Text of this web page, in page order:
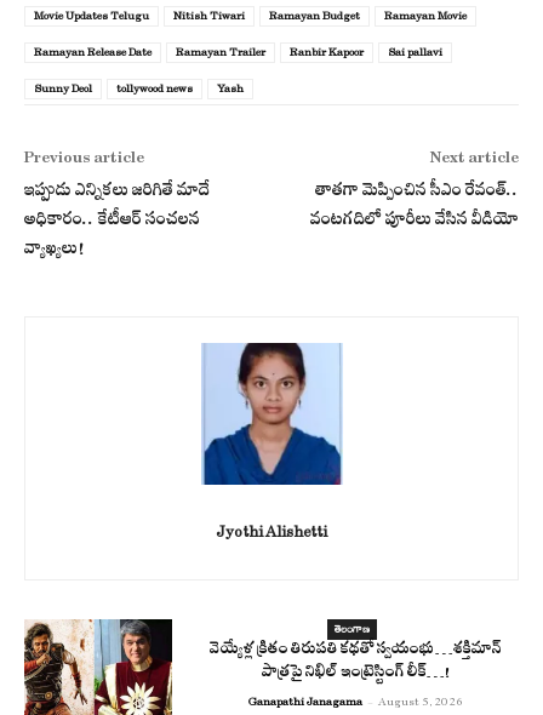
Movie Updates Telugu Nitish Tiwari Ramayan Budget Ramayan Movie
Ramayan Release Date Ramayan Trailer Ranbir Kapoor Sai pallavi
Sunny Deol tollywood news Yash
Previous article
ఇప్పుడు ఎన్నికలు జరిగితే మాదే
అధికారం.. కేటీఆర్ సంచలన
వ్యాఖ్యలు!
Next article
తాతగా మెప్పించిన సీఎం రేవంత్..
వంటగదిలో పూరీలు వేసిన వీడియో
Jyothi Alishetti
తెలంగాణ
వెయ్యేళ్ల క్రితం తిరుపతి కథతో స్వయంభు…శక్తిమాన్
పాత్రపై నిఖిల్ ఇంట్రెస్టింగ్ లీక్…!
Ganapathi Janagama - August 5, 2026